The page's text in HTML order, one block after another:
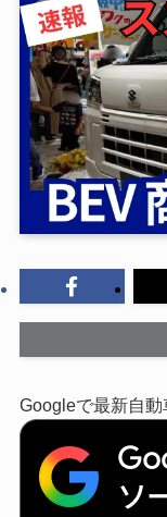
Googleで最新自